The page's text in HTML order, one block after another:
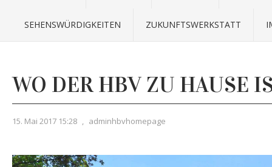
SEHENSWÜRDIGKEITEN ZUKUNFTSWERKSTATT
WO DER HBV ZU HAUSE
15. Mai 2017 15:28 , adminhbvhomepage